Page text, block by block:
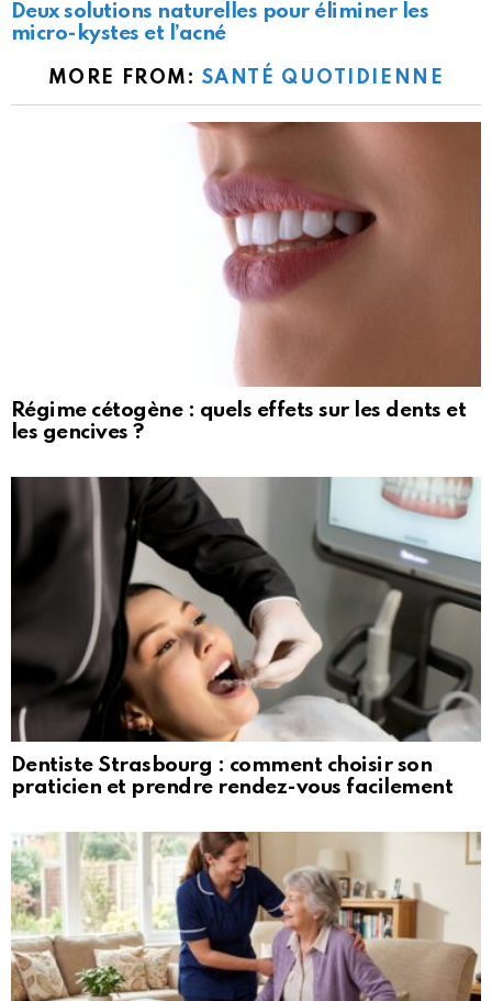
Deux solutions naturelles pour éliminer les
micro-kystes et l’acné
MORE FROM: SANTÉ QUOTIDIENNE
Régime cétogène : quels effets sur les dents et
les gencives ?
Dentiste Strasbourg : comment choisir son
praticien et prendre rendez-vous facilement